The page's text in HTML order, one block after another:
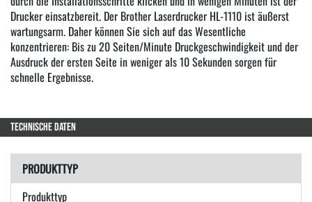
Drucker einsatzbereit. Der Brother Laserdrucker HL-1110 ist äußerst
wartungsarm. Daher können Sie sich auf das Wesentliche
konzentrieren: Bis zu 20 Seiten/Minute Druckgeschwindigkeit und der
Ausdruck der ersten Seite in weniger als 10 Sekunden sorgen für
schnelle Ergebnisse.
TECHNISCHE DATEN
PRODUKTTYP
Produkttyp